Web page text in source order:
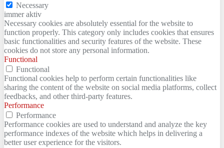
Necessary
immer aktiv
Necessary cookies are absolutely essential for the website to
function properly. This category only includes cookies that ensures
basic functionalities and security features of the website. These
cookies do not store any personal information.
Functional
Functional
Functional cookies help to perform certain functionalities like
sharing the content of the website on social media platforms, collect
feedbacks, and other third-party features.
Performance
Performance
Performance cookies are used to understand and analyze the key
performance indexes of the website which helps in delivering a
better user experience for the visitors.